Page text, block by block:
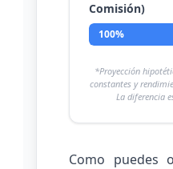
Comisión)
100%
*Proyección
constantes y
La diferencia
Como puedes